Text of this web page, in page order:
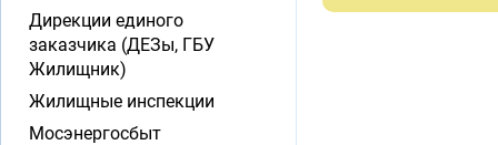
Дирекции единого
заказчика (ДЕЗы, ГБУ
Жилищник)
Жилищные инспекции
Мосэнергосбыт